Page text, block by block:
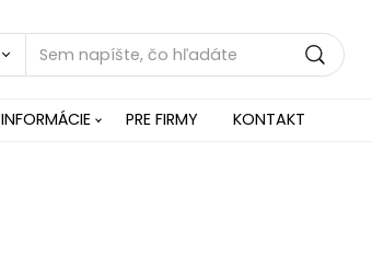
INFORMÁCIE PRE FIRMY KONTAKT